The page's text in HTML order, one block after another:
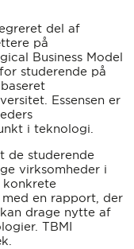
del af
på
Business Model
studerende på
Essensen er
i teknologi.
de studerende
virksomheder i
konkrete
en rapport, der
drage nytte af
TBMI